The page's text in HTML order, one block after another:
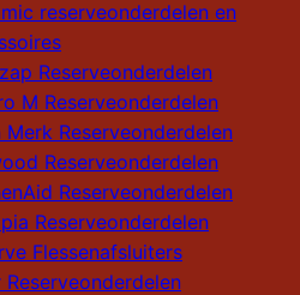
reserveonderdelen en
Reserveonderdelen
M Reserveonderdelen
Merk Reserveonderdelen
Reserveonderdelen
Reserveonderdelen
Reserveonderdelen
Flessenafsluiters
Reserveonderdelen